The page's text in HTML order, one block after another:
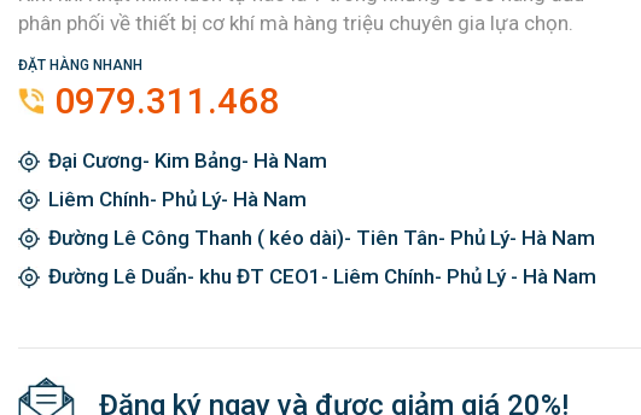
Kim khí Nhật Minh luôn tự hào là 1 trong những cơ sở hàng đầu
phân phối về thiết bị cơ khí mà hàng triệu chuyên gia lựa chọn.
0979.311.468
Liêm Chính- Phủ Lý- Hà Nam
Đường Lê Công Thanh ( kéo dài)- Tiên Tân- Phủ Lý- Hà Nam